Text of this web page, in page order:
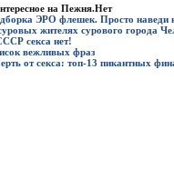
на Пежня.Нет
ЭРО флешек. Просто наведи
жителях сурового города
секса нет!
вежливых фраз
от секса: топ-13 пикантных